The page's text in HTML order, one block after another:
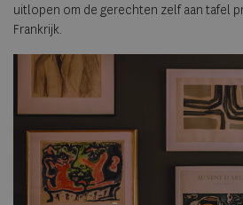
uitlopen om de gerechten zelf aan tafel
Frankrijk.